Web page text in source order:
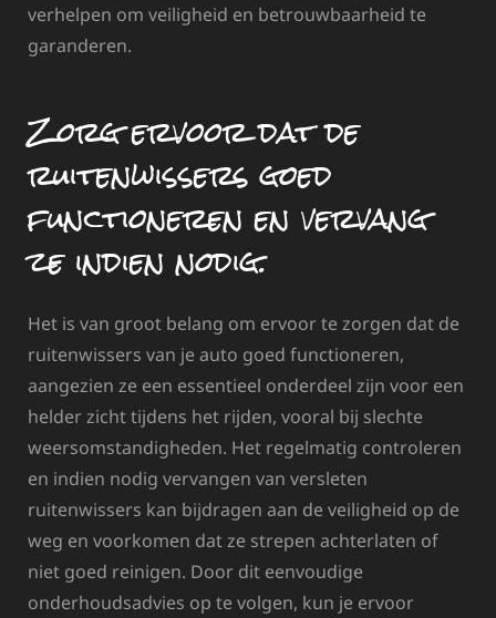
verhelpen om veiligheid en betrouwbaarheid te
garanderen.
Zorg ervoor dat de
ruitenwissers goed
functioneren en vervang
ze indien nodig.
Het is van groot belang om ervoor te zorgen dat de
ruitenwissers van je auto goed functioneren,
aangezien ze een essentieel onderdeel zijn voor een
helder zicht tijdens het rijden, vooral bij slechte
weersomstandigheden. Het regelmatig controleren
en indien nodig vervangen van versleten
ruitenwissers kan bijdragen aan de veiligheid op de
weg en voorkomen dat ze strepen achterlaten of
niet goed reinigen. Door dit eenvoudige
onderhoudsadvies op te volgen, kun je ervoor